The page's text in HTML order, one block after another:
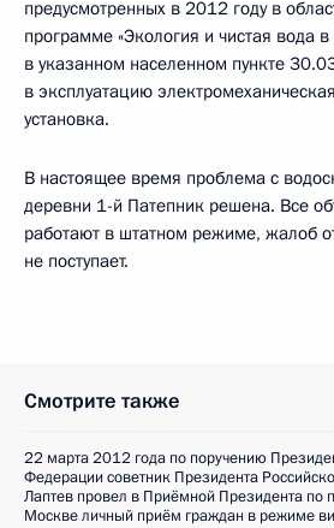
предусмотренных в 2012 году в
программе «Экология и чистая вода в
в указанном населенном пункте
в эксплуатацию
установка.
В настоящее время проблема с
деревни 1-й Патепник решена. Все
работают в штатном режиме, жалоб
не поступает.
Смотрите также
22 марта 2012 года по поручению
Федерации советник Президента
Лаптев провел в Приёмной Президента по
Москве личный приём граждан в режиме